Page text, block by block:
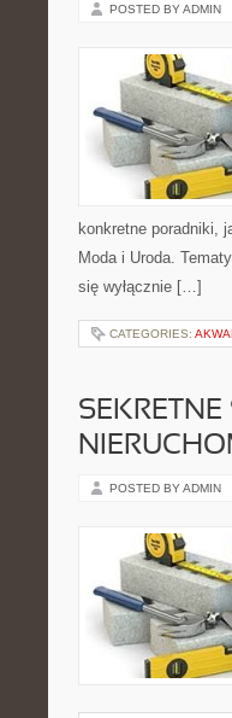
POSTED BY ADMIN
konkretne poradniki,
Moda i Uroda.
się wyłącznie […]
CATEGORIES:
POSTED BY ADMIN